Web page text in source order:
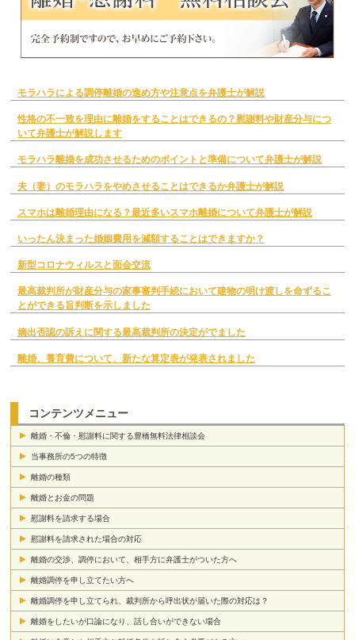
モラハラによる調停離婚の進め方や注意点を弁護士が解説
性格の不一致を理由に離婚をすることはできるの？慰謝料や財産分与につ
いて弁護士が解説します
モラハラ離婚を成功させるためのポイントと準備について弁護士が解説
夫（妻）のモラハラをやめさせることはできるか弁護士が解説
スマホは離婚理由になる？最近多いスマホ離婚について弁護士が解説
いったん決まった婚姻費用を減額することはできますか？
新型コロナウィルスと面会交流
最高裁判所が財産分与の家事審判手続において建物の明け渡しを命ずるこ
とができる旨判断を示しました
嫡出否認の訴えに関する最高裁判所の決定がでました
離婚、養育費について、新たな算定表が発表されました
コンテンツメニュー
離婚・不倫・慰謝料に関する豊橋無料法律相談会
当事務所の5つの特徴
離婚の種類
離婚とお金の問題
慰謝料を請求する場合
慰謝料を請求された場合の対応
離婚の交渉、調停において、相手方に弁護士がついた方へ
離婚調停を申し立てたい方へ
離婚調停を申し立てられ、裁判所から呼出状が届いた際の対応は？
離婚をしたいが口論になり、話し合いができない場合